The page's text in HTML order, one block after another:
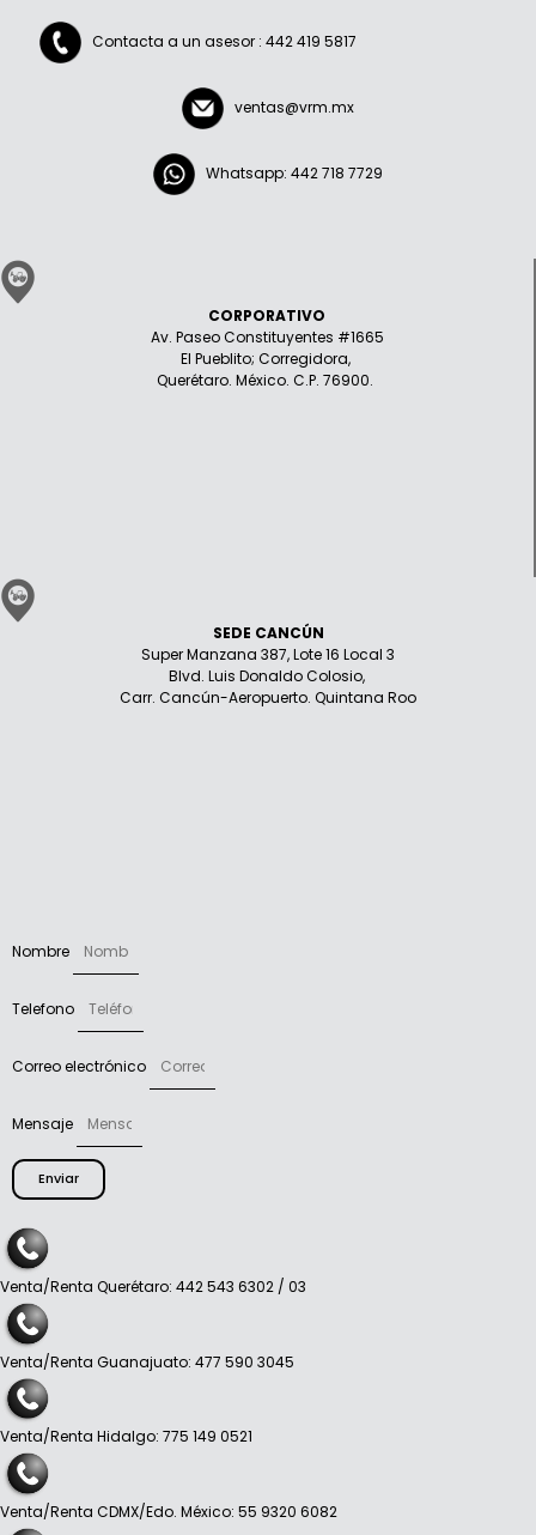
Contacta a un asesor : 442 419 5817
ventas@vrm.mx
Whatsapp: 442 718 7729
CORPORATIVO
Av. Paseo Constituyentes #1665
El Pueblito; Corregidora,
Querétaro. México. C.P. 76900.
SEDE CANCÚN
Super Manzana 387, Lote 16 Local 3
Blvd. Luis Donaldo Colosio,
Carr. Cancún-Aeropuerto. Quintana Roo
Nombre
Telefono
Correo electrónico
Mensaje
Enviar
Venta/Renta Querétaro: 442 543 6302 / 03
Venta/Renta Guanajuato: 477 590 3045
Venta/Renta Hidalgo: 775 149 0521
Venta/Renta CDMX/Edo. México: 55 9320 6082